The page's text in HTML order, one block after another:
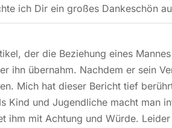
ich Dir ein großes Dankeschön
der die Beziehung eines
ihn übernahm. Nachdem er sein
Mich hat dieser Bericht tief
Kind und Jugendliche macht man
ihm mit Achtung und Würde.